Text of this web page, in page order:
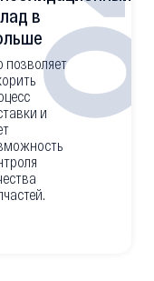
в
позволяет
и